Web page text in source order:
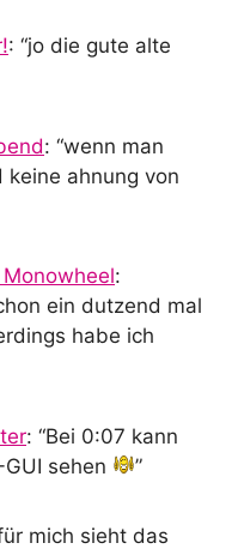
: “jo die gute alte
: “wenn man
ahnung von
:
ein dutzend mal
habe ich
: “Bei 0:07 kann
sehen
”
mich sieht das